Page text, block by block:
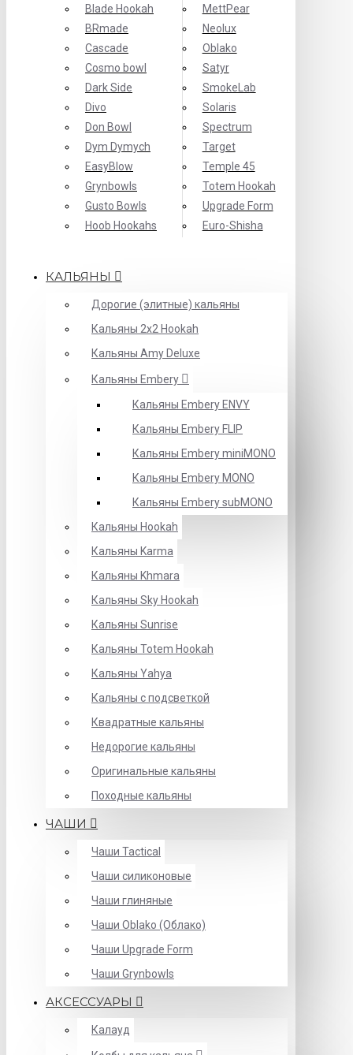
Blade Hookah
BRmade
Cascade
Cosmo bowl
Dark Side
Divo
Don Bowl
Dym Dymych
EasyBlow
Grynbowls
Gusto Bowls
Hoob Hookahs
MettPear
Neolux
Oblako
Satyr
SmokeLab
Solaris
Spectrum
Target
Temple 45
Totem Hookah
Upgrade Form
Еuro-Shisha
КАЛЬЯНЫ
Дорогие (элитные) кальяны
Кальяны 2х2 Hookah
Кальяны Amy Deluxe
Кальяны Embery
Кальяны Embery ENVY
Кальяны Embery FLIP
Кальяны Embery miniMONO
Кальяны Embery MONO
Кальяны Embery subMONO
Кальяны Hookah
Кальяны Karma
Кальяны Khmara
Кальяны Sky Hookah
Кальяны Sunrise
Кальяны Totem Hookah
Кальяны Yahya
Кальяны с подсветкой
Квадратные кальяны
Недорогие кальяны
Оригинальные кальяны
Походные кальяны
ЧАШИ
Чаши Tactical
Чаши силиконовые
Чаши глиняные
Чаши Oblako (Облако)
Чаши Upgrade Form
Чаши Grynbowls
АКСЕССУАРЫ
Калауд